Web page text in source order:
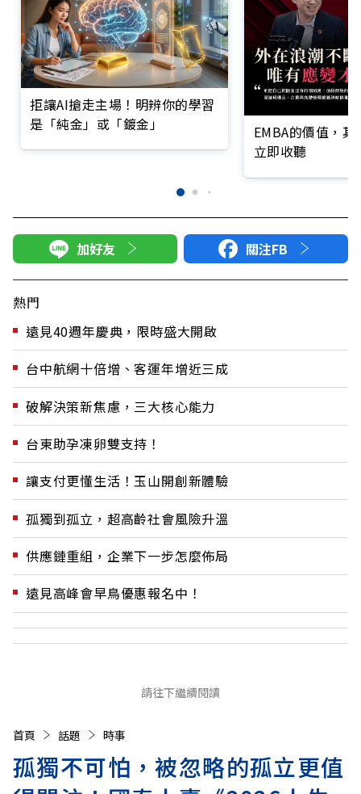
拒讓AI搶走主場！明辨你的學習
是「純金」或「鍍金」
EMBA的價值，
立即收聽
加好友 關注FB
熱門
遠見40週年慶典，限時盛大開啟
台中航網十倍增、客運年增近三成
破解決策新焦慮，三大核心能力
台東助孕凍卵雙支持！
讓支付更懂生活！玉山開創新體驗
孤獨到孤立，超高齡社會風險升溫
供應鏈重組，企業下一步怎麼佈局
遠見高峰會早鳥優惠報名中！
請往下繼續閱讀
首頁 話題 時事
孤獨不可怕，被忽略的孤立更值